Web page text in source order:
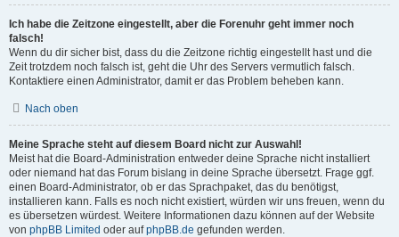
Ich habe die Zeitzone eingestellt, aber die Forenuhr geht immer noch
falsch!
Wenn du dir sicher bist, dass du die Zeitzone richtig eingestellt hast und die
Zeit trotzdem noch falsch ist, geht die Uhr des Servers vermutlich falsch.
Kontaktiere einen Administrator, damit er das Problem beheben kann.
Nach oben
Meine Sprache steht auf diesem Board nicht zur Auswahl!
Meist hat die Board-Administration entweder deine Sprache nicht installiert
oder niemand hat das Forum bislang in deine Sprache übersetzt. Frage ggf.
einen Board-Administrator, ob er das Sprachpaket, das du benötigst,
installieren kann. Falls es noch nicht existiert, würden wir uns freuen, wenn du
es übersetzen würdest. Weitere Informationen dazu können auf der Website
von phpBB Limited oder aufphpBB.de gefunden werden.